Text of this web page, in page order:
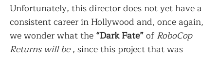
Unfortunately, this director does not yet have a
consistent career in Hollywood and, once again,
we wonder what the “Dark Fate”ofRoboCop
Returns will be, since this project that was